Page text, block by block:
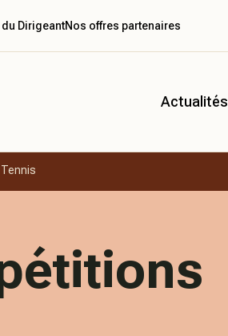
Actualités
du DirigeantNos offres partenaires
Tennis